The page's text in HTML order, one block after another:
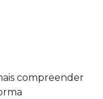
compreender